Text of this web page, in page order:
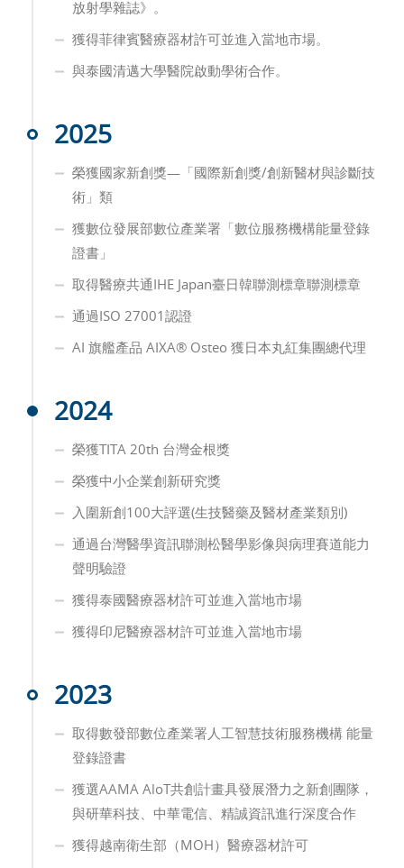
放射學雜誌》。
獲得菲律賓醫療器材許可並進入當地市場。
與泰國清邁大學醫院啟動學術合作。
2025
榮獲國家新創獎—「國際新創獎/創新醫材與診斷技
術」類
獲數位發展部數位產業署「數位服務機構能量登錄
證書」
取得醫療共通IHE Japan臺日韓聯測標章聯測標章
通過ISO 27001認證
AI 旗艦產品 AIXA® Osteo 獲日本丸紅集團總代理
2024
榮獲TITA 20th 台灣金根獎
榮獲中小企業創新研究獎
入圍新創100大評選(生技醫藥及醫材產業類別)
通過台灣醫學資訊聯測松醫學影像與病理賽道能力
聲明驗證
獲得泰國醫療器材許可並進入當地市場
獲得印尼醫療器材許可並進入當地市場
2023
取得數發部數位產業署⼈⼯智慧技術服務機構 能量
登錄證書
獲選AAMA AloT共創計畫具發展潛⼒之新創團隊，
與研華科技、中華電信、精誠資訊進⾏深度合作
獲得越南衛生部（MOH）醫療器材許可